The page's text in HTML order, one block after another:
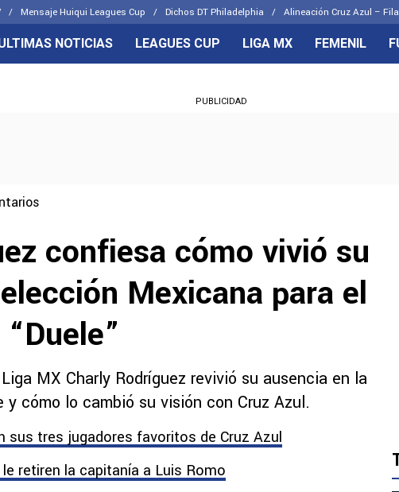
Mensaje Huiqui Leagues Cup Dichos DT Philadelphia Alineación Cruz Azul –
CELESTES
NOTICIAS LEAGUES CUP LIGA MX FEMENIL
PUBLICIDAD
confiesa cómo vivió su
Mexicana para el
MX Charly Rodríguez revivió su ausencia en la
cómo lo cambió su visión con Cruz Azul.
sus tres jugadores favoritos de Cruz Azul
retiren la capitanía a Luis Romo